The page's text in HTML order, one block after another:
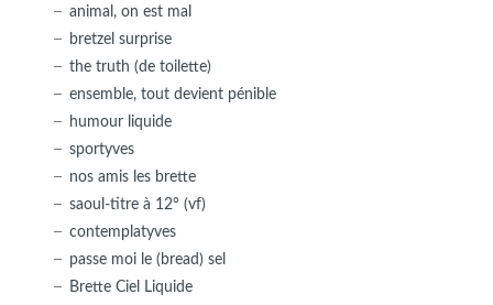
animal, on est mal
bretzel surprise
the truth (de toilette)
ensemble, tout devient pénible
humour liquide
sportyves
nos amis les brette
saoul-titre à 12° (vf)
contemplatyves
passe moi le (bread) sel
Brette Ciel Liquide